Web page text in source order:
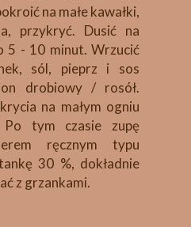
na małe kawałki,
przykryć. Dusić na
5 - 10 minut. Wrzucić
sól, pieprz i sos
drobiowy / rosół.
na małym ogniu
tym czasie zupę
ręcznym typu
30 %, dokładnie
z grzankami.